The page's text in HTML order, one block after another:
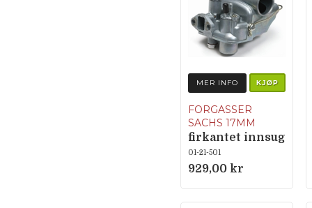
MER INFO KJØP
FORGASSER
SACHS 17MM
firkantet innsug
01-21-501
929,00 kr